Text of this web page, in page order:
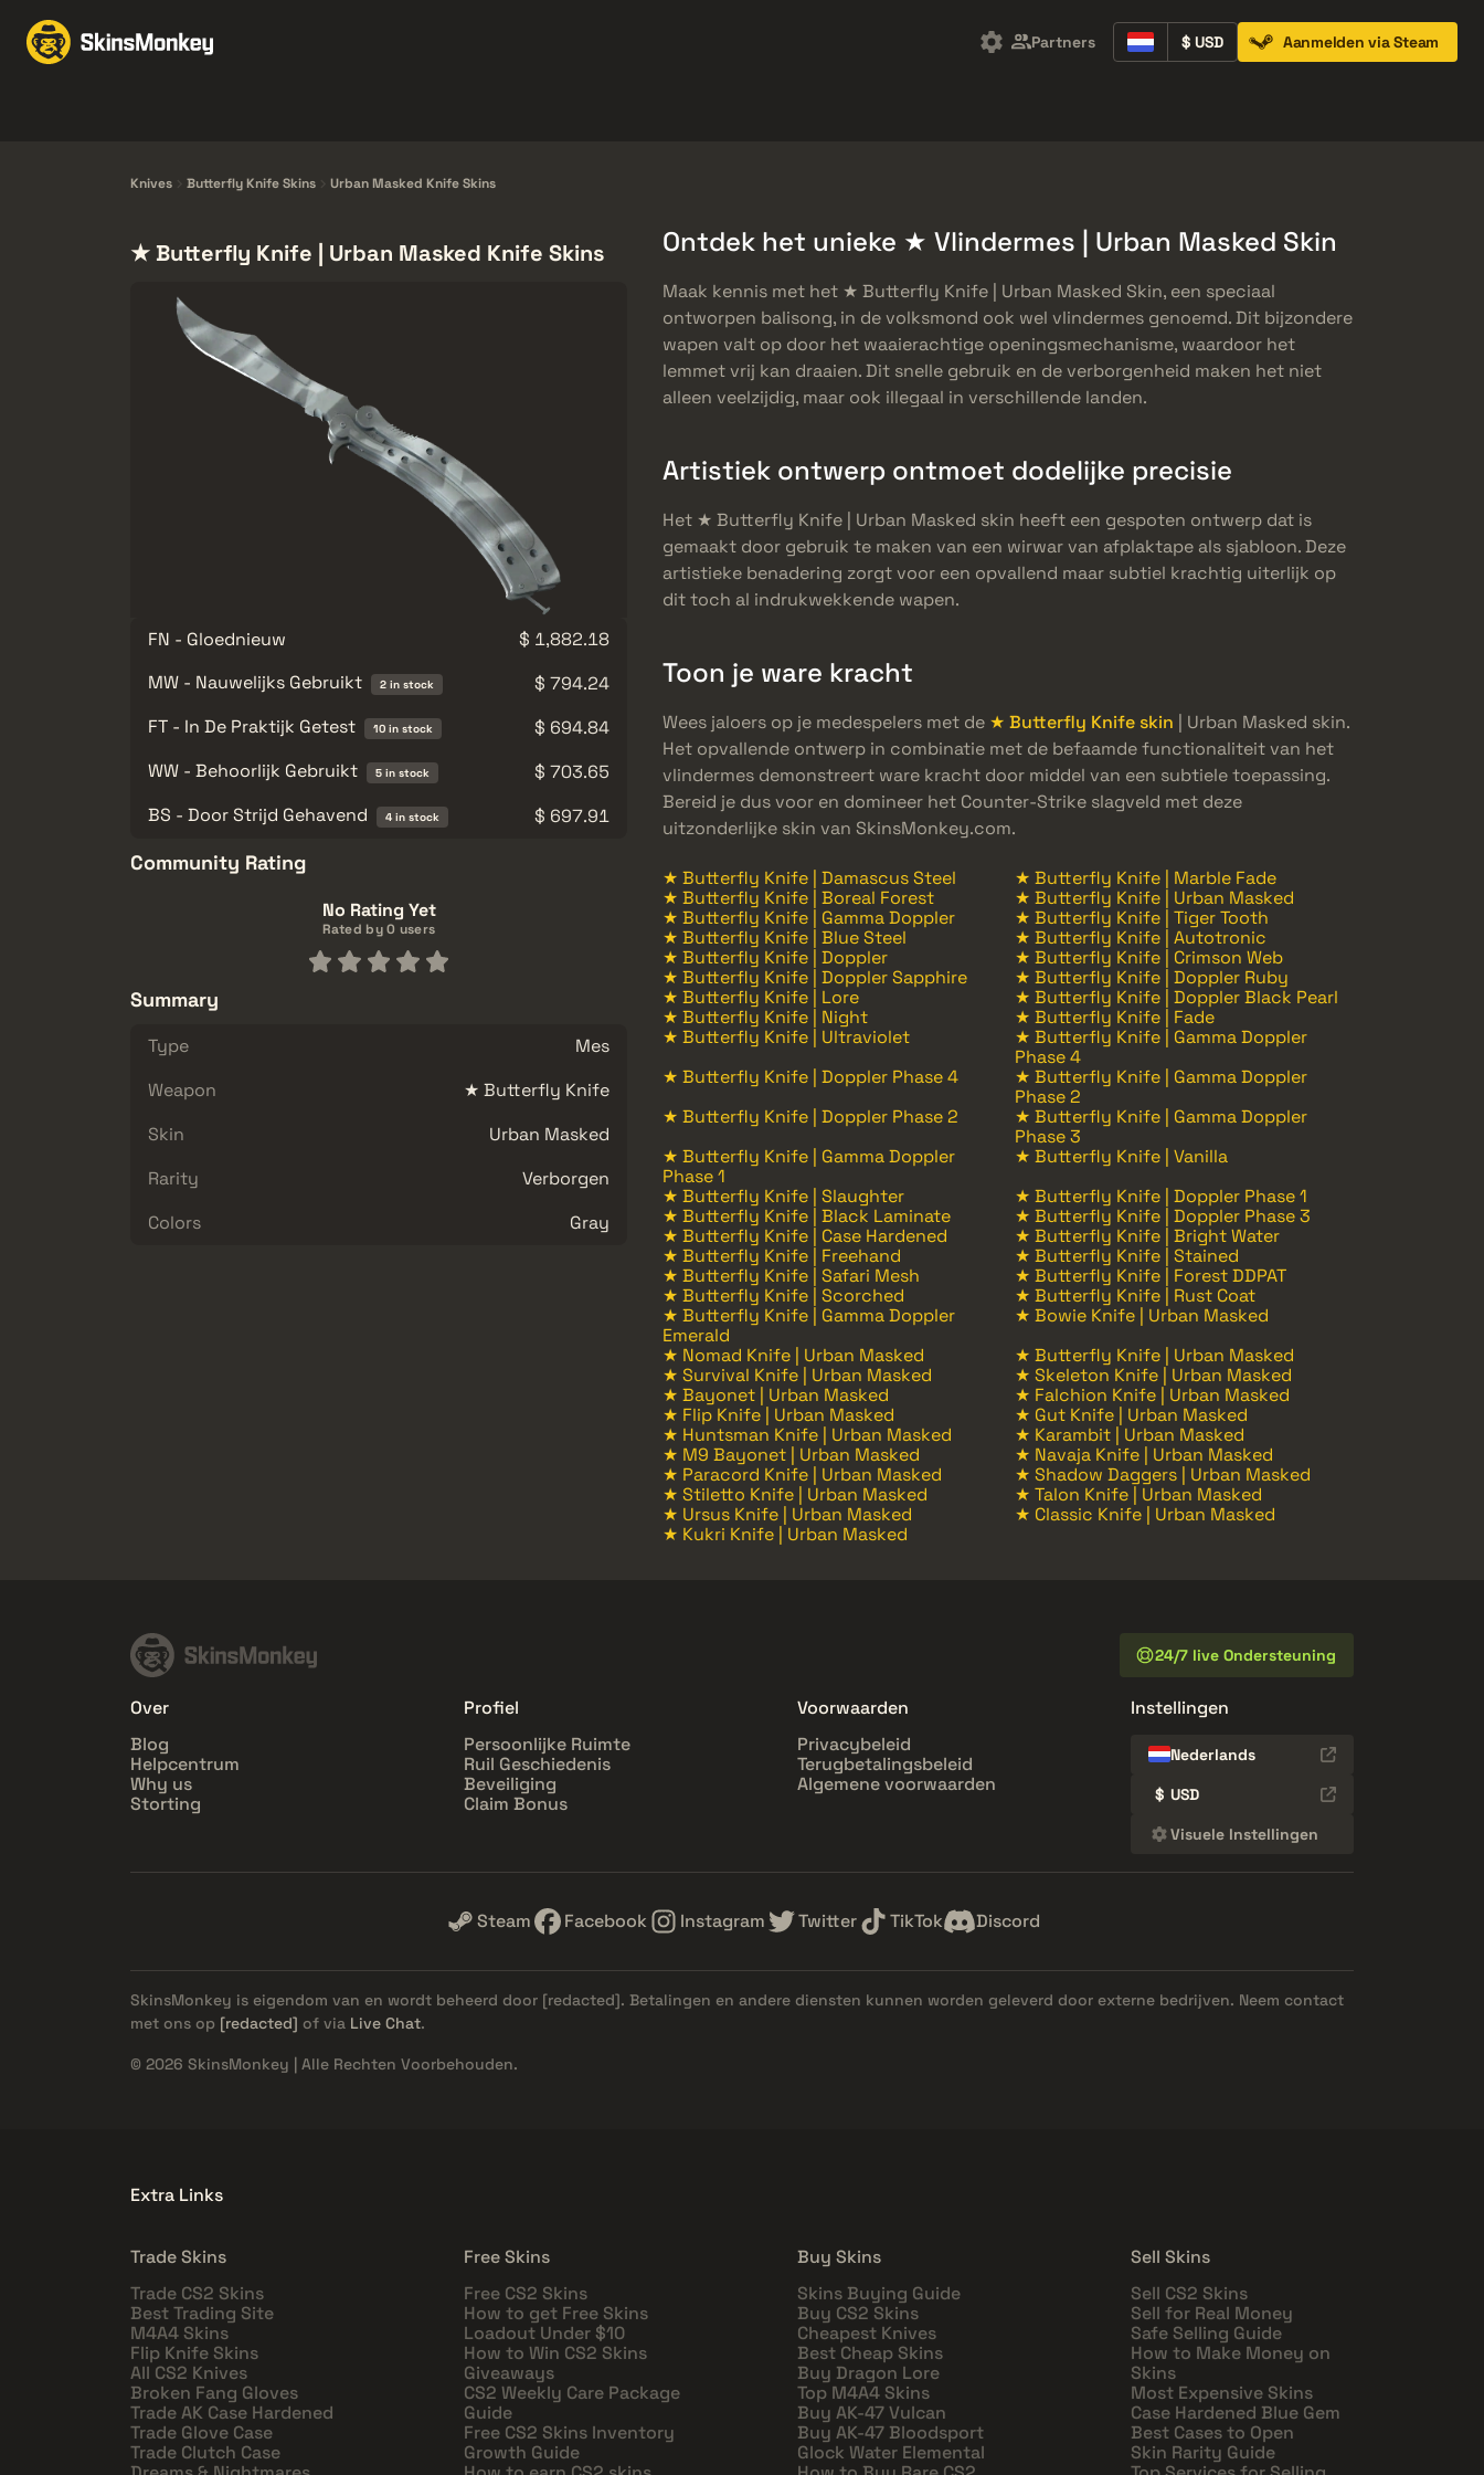
Partners $ USD Aanmelden via Steam
Knives Butterfly Knife Skins Urban Masked Knife Skins
★ Butterfly Knife | Urban Masked Knife Skins
FN - Gloednieuw
$ 1,882.18
MW - Nauwelijks Gebruikt
2 in stock
$ 794.24
FT - In De Praktijk Getest
10 in stock
$ 694.84
WW - Behoorlijk Gebruikt
5 in stock
$ 703.65
BS - Door Strijd Gehavend
4 in stock $ 697.91
Community Rating
No Rating Yet
Rated by 0 users
Summary
Type
Mes
Weapon
★ Butterfly Knife
Skin
Urban Masked
Rarity
Verborgen
Colors
Gray
Ontdek het unieke ★ Vlindermes | Urban Masked Skin
Maak kennis met het ★ Butterfly Knife | Urban Masked Skin, een speciaal
ontworpen balisong, in de volksmond ook wel vlindermes genoemd. Dit bijzondere
wapen valt op door het waaierachtige openingsmechanisme, waardoor het
lemmet vrij kan draaien. Dit snelle gebruik en de verborgenheid maken het niet
alleen veelzijdig, maar ook illegaal in verschillende landen.
Artistiek ontwerp ontmoet dodelijke precisie
Het ★ Butterfly Knife | Urban Masked skin heeft een gespoten ontwerp dat is
gemaakt door gebruik te maken van een wirwar van afplaktape als sjabloon. Deze
artistieke benadering zorgt voor een opvallend maar subtiel krachtig uiterlijk op
dit toch al indrukwekkende wapen.
Toon je ware kracht
Wees jaloers op je medespelers met de ★ Butterfly Knife skin | Urban Masked skin.
Het opvallende ontwerp in combinatie met de befaamde functionaliteit van het
vlindermes demonstreert ware kracht door middel van een subtiele toepassing.
Bereid je dus voor en domineer het Counter-Strike slagveld met deze
uitzonderlijke skin van SkinsMonkey.com.
★ Butterfly Knife | Damascus Steel
★ Butterfly Knife | Marble Fade
★ Butterfly Knife | Boreal Forest
★ Butterfly Knife | Urban Masked
★ Butterfly Knife | Gamma Doppler
★ Butterfly Knife | Tiger Tooth
★ Butterfly Knife | Blue Steel
★ Butterfly Knife | Autotronic
★ Butterfly Knife | Doppler
★ Butterfly Knife | Crimson Web
★ Butterfly Knife | Doppler Sapphire
★ Butterfly Knife | Doppler Ruby
★ Butterfly Knife | Lore
★ Butterfly Knife | Doppler Black Pearl
★ Butterfly Knife | Night
★ Butterfly Knife | Fade
★ Butterfly Knife | Ultraviolet
★ Butterfly Knife | Gamma Doppler
Phase 4
★ Butterfly Knife | Doppler Phase 4
★ Butterfly Knife | Gamma Doppler
Phase 2
★ Butterfly Knife | Doppler Phase 2
★ Butterfly Knife | Gamma Doppler
Phase 3
★ Butterfly Knife | Gamma Doppler
Phase 1
★ Butterfly Knife | Vanilla
★ Butterfly Knife | Slaughter
★ Butterfly Knife | Doppler Phase 1
★ Butterfly Knife | Black Laminate
★ Butterfly Knife | Doppler Phase 3
★ Butterfly Knife | Case Hardened
★ Butterfly Knife | Bright Water
★ Butterfly Knife | Freehand
★ Butterfly Knife | Stained
★ Butterfly Knife | Safari Mesh
★ Butterfly Knife | Forest DDPAT
★ Butterfly Knife | Scorched
★ Butterfly Knife | Rust Coat
★ Butterfly Knife | Gamma Doppler
Emerald
★ Bowie Knife | Urban Masked
★ Nomad Knife | Urban Masked
★ Butterfly Knife | Urban Masked
★ Survival Knife | Urban Masked
★ Skeleton Knife | Urban Masked
★ Bayonet | Urban Masked
★ Falchion Knife | Urban Masked
★ Flip Knife | Urban Masked
★ Gut Knife | Urban Masked
★ Huntsman Knife | Urban Masked
★ Karambit | Urban Masked
★ M9 Bayonet | Urban Masked
★ Navaja Knife | Urban Masked
★ Paracord Knife | Urban Masked
★ Shadow Daggers | Urban Masked
★ Stiletto Knife | Urban Masked
★ Talon Knife | Urban Masked
★ Ursus Knife | Urban Masked
★ Classic Knife | Urban Masked
★ Kukri Knife | Urban Masked
24/7 live Ondersteuning
Over
Blog
Helpcentrum
Why us
Storting
Profiel
Persoonlijke Ruimte
Ruil Geschiedenis
Beveiliging
Claim Bonus
Voorwaarden
Privacybeleid
Terugbetalingsbeleid
Algemene voorwaarden
Instellingen
Nederlands
$ USD
Visuele Instellingen
Steam Facebook Instagram Twitter TikTok Discord
SkinsMonkey is eigendom van en wordt beheerd door [redacted]. Betalingen en andere diensten kunnen worden geleverd door externe bedrijven. Neem contact
met ons op [redacted] of via Live Chat.
© 2026 SkinsMonkey | Alle Rechten Voorbehouden.
Extra Links
Trade Skins
Trade CS2 Skins
Best Trading Site
M4A4 Skins
Flip Knife Skins
All CS2 Knives
Broken Fang Gloves
Trade AK Case Hardened
Trade Glove Case
Trade Clutch Case
Free Skins
Free CS2 Skins
How to get Free Skins
Loadout Under $10
How to Win CS2 Skins
Giveaways
CS2 Weekly Care Package
Guide
Free CS2 Skins Inventory
Growth Guide
Buy Skins
Skins Buying Guide
Buy CS2 Skins
Cheapest Knives
Best Cheap Skins
Buy Dragon Lore
Top M4A4 Skins
Buy AK-47 Vulcan
Buy AK-47 Bloodsport
Glock Water Elemental
Sell Skins
Sell CS2 Skins
Sell for Real Money
Safe Selling Guide
How to Make Money on
Skins
Most Expensive Skins
Case Hardened Blue Gem
Best Cases to Open
Skin Rarity Guide